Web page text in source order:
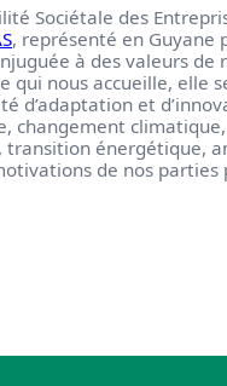
Sociétale des
, représenté en Guyane
à des valeurs de
nous accueille, elle
d’adaptation et
changement
transition énergétique,
de nos parties